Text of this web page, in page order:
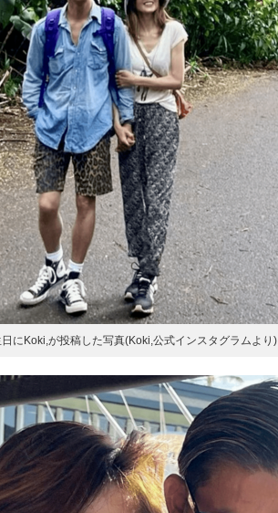
にKoki,が投稿した写真(Koki,公式インスタグラムより)